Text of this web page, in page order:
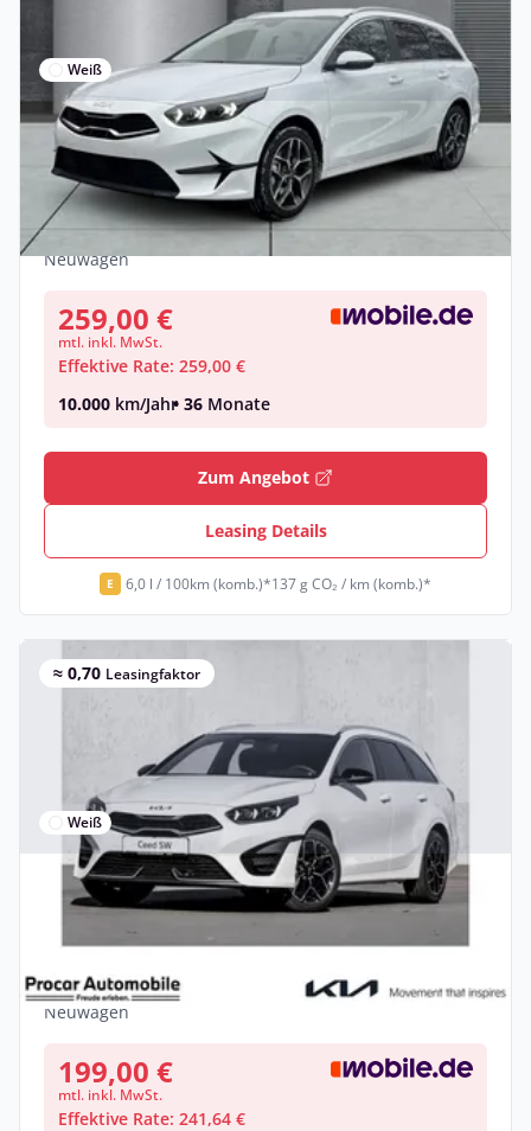
Weiß
Privat
Kia Ceed_sw Ultimate Edition Mild-
Hybrid DCT Style-P
Benzin •Automatik •140 PS (103 kW)
Neuwagen
259,00 €
mtl. inkl. MwSt.
Effektive Rate: 259,00 €
10.000 km/Jahr• 36 Monate
Zum Angebot
Leasing Details
E 6,0 l / 100km (komb.)*137 g CO₂ / km (komb.)*
≈ 0,70 Leasingfaktor
Weiß
Gewerbe & Privat
Kia Ceed SW 1.5 T-GDI GT-line Tech Leder
LAGERAKTION
Benzin •Manuell •
140 PS (103 kW)
Neuwagen
199,00 €
mtl. inkl. MwSt.
Effektive Rate: 241,64 €